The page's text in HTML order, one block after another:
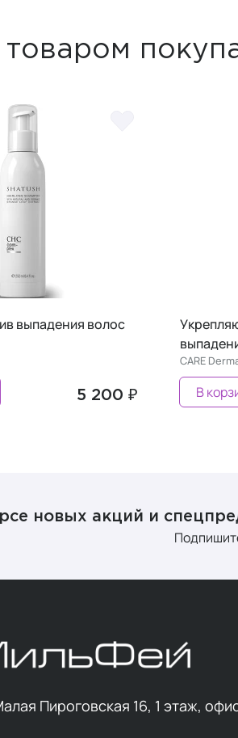
товаром
выпадения волос
5 200 ₽
CARE
В
новых акций и
Пироговская 16, 1 этаж,